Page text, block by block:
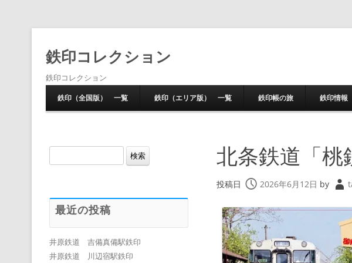
鉄印コレクション
鉄印コレクション
鉄印（全国版） 一覧 鉄印（エリア版） 一覧 鉄印帳の旅 鉄印情報
北条鉄道「桃
投稿日 2026年6月12日 by
索:
最近の投稿
井原鉄道 吉備真備駅鉄印
井原鉄道 川辺宿駅鉄印